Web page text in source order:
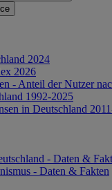
2024
2026
- Anteil der Nutzer
1992-2025
in Deutschland
- Daten &
- Daten & Fakten